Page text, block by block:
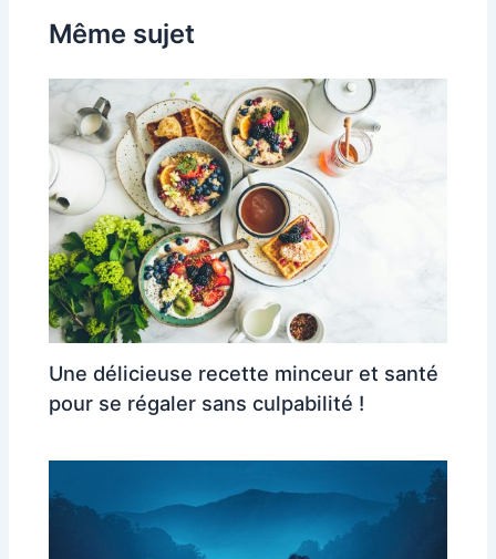
Même sujet
Une délicieuse recette minceur et santé
pour se régaler sans culpabilité !